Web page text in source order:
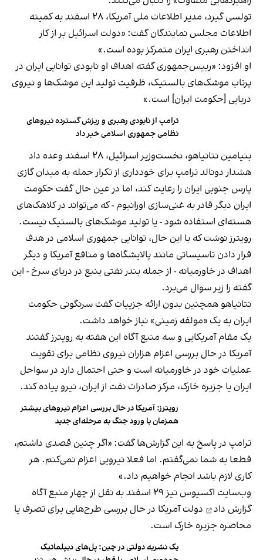
تولسی گبرد، مدیر اطلاعات ملی آمریکا، ۲۸ اسفند به کمیته
اطلاعات مجلس نمایندگان گفت: «دولت اسرائیل بر از کار
انداختن رهبری ایران متمرکز بوده است.»
او افزود: «رییس‌جمهوری گفته اهداف او نابودی توانایی ایران در
پرتاب موشک‌های بالستیک، ظرفیت تولید این موشک‌ها و نیروی
دریایی [حکومت ایران] است.»
ترامپ از نابودی رهبری و ریزش گسترده نیروهای
نظامی جمهوری اسلامی خبر داد
بنیامین نتانیاهو، نخست‌وزیر اسرائیل، ۲۸ اسفند وعده داد
هشدار دونالد ترامپ برای خودداری از تکرار حمله به میدان گازی
پارس جنوبی ایران را رعایت کند، اما در عین حال گفت حکومت
ایران دیگر قادر به غنی‌سازی اورانیوم - که می‌تواند در کلاهک‌های
هسته‌ای استفاده شود - یا تولید موشک‌های بالستیک نیست.
رویترز نوشت که با این حال، توانایی جمهوری اسلامی در هدف
قرار دادن تاسیساتی مانند پالایشگاه‌ها و منافع آمریکا و دیگر
اهداف در خاورمیانه - از جمله بندر نفتی ینبع در دریای سرخ - این
گفته را زیر سوال می‌برد.
نتانیاهو همچنین بدون ارائه جزییات گفت سرنگونی حکومت
ایران به یک «مولفه زمینی» نیاز خواهد داشت.
یک مقام آمریکایی و سه منبع آگاه این هفته به رویترز گفتند
آمریکا در حال بررسی اعزام هزاران نیروی نظامی برای تقویت
عملیات خود در خاورمیانه است و حتی احتمال دارد در سواحل
ایران یا جزیره خارک، مرکز صادرات نفت از ایران، نیرو پیاده کند.
رویترز: آمریکا در حال بررسی اعزام نیروهای بیشتر
همزمان با ورود جنگ به مرحله‌ای جدید
ترامپ در پاسخ به این گزارش‌ها گفت: «اگر چنین قصدی داشتم،
قطعا به شما نمی‌گفتم. اما فعلا نیرویی اعزام نمی‌کنم. هر
کاری لازم باشد انجام خواهیم داد.»
وب‌سایت اکسیوس نیز ۲۹ اسفند به نقل از چهار منبع آگاه
گزارش داد
دولت آمریکا در حال بررسی طرح‌هایی برای تصرف یا
محاصره جزیره خارک است.
یک نشریه دولتی در چین: پل‌های دیپلماتیک